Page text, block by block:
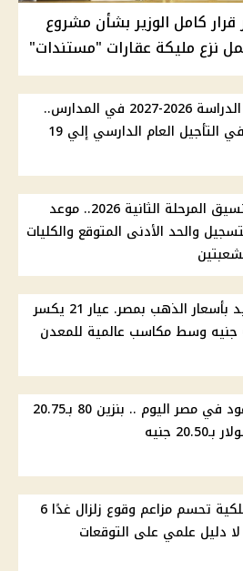
قرار كامل الوزير بشأن مشروع
نزع مليكة عقارات "مستندات"
موعد بدء الدراسة 2026-2027 في المدارس..
التعليم ينفي التأجيل العام الدارسي إلي 19
مؤشرات تنسيق المرحلة الثانية 2026.. موعد
والحد الأدنى المتوقع والكليات
ارتفاع جديد بأسعار الذهب بمصر. عيار 21 يكسر
أسعار الوقود في مصر اليوم .. بنزين 80 بـ20.75
جنيه
البحوث الفلكية تحسم مزاعم وقوع زلزال غدًا 6
دليل علمي على التوقعات